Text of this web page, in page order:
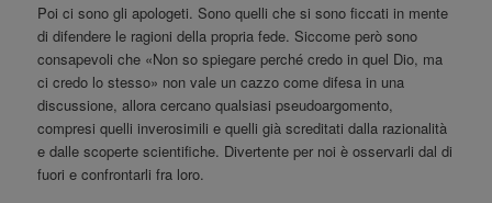
Poi ci sono gli apologeti. Sono quelli che si sono ficcati in mente
di difendere le ragioni della propria fede. Siccome però sono
consapevoli che «Non so spiegare perché credo in quel Dio, ma
ci credo lo stesso» non vale un cazzo come difesa in una
discussione, allora cercano qualsiasi pseudoargomento,
compresi quelli inverosimili e quelli già screditati dalla razionalità
e dalle scoperte scientifiche. Divertente per noi è osservarli dal di
fuori e confrontarli fra loro.